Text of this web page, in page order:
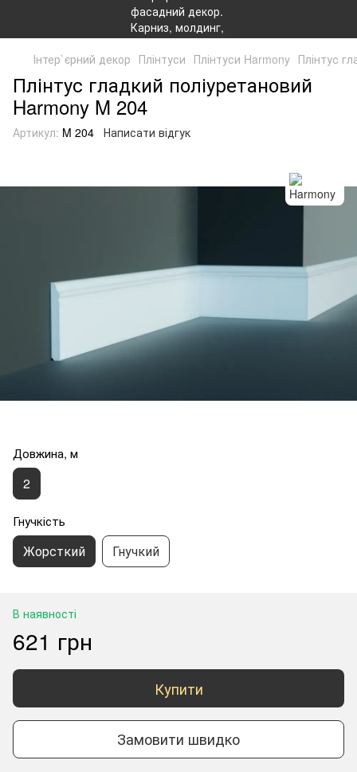
Інтер`єрний декор Плінтуси Плінтуси Harmony Плінтус
Плінтус гладкий поліуретановий
Harmony M 204
Артикул: M 204 Написати відгук
Довжина, м
2
Гнучкість
Жорсткий Гнучкий
В наявності
621 грн
Купити
Замовити швидко